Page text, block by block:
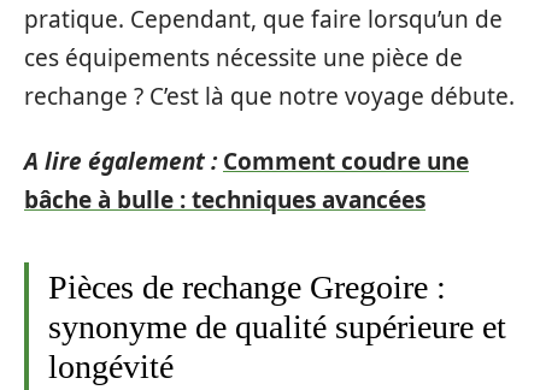
pratique. Cependant, que faire lorsqu’un de
ces équipements nécessite une pièce de
rechange ? C’est là que notre voyage débute.
A lire également : Comment coudre une
bâche à bulle : techniques avancées
Pièces de rechange Gregoire :
synonyme de qualité supérieure et
longévité